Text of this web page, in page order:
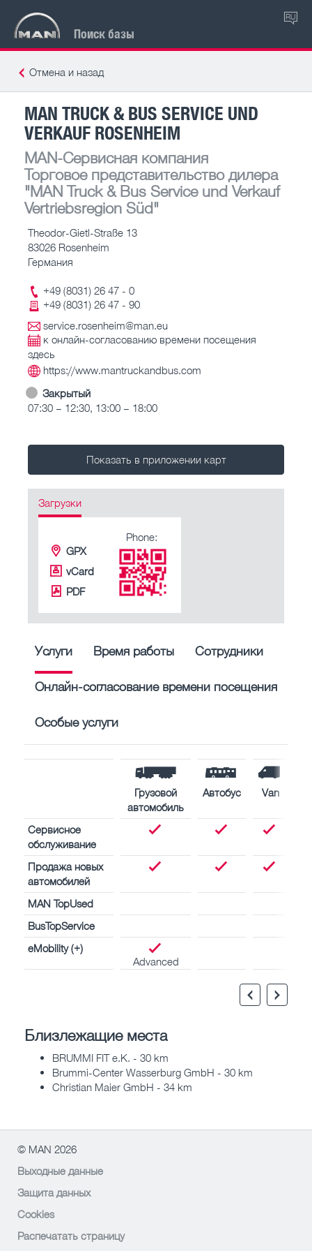
Поиск базы
RU
Отмена и назад
MAN TRUCK & BUS SERVICE UND
VERKAUF ROSENHEIM
MAN-Сервисная компания
Торговое представительство дилера
"MAN Truck & Bus Service und Verkauf
Vertriebsregion Süd"
Theodor-Gietl-Straße 13
83026 Rosenheim
Германия
+49 (8031) 26 47 - 0
+49 (8031) 26 47 - 90
service.rosenheim@man.eu
к онлайн-согласованию времени посещения
здесь
https://www.mantruckandbus.com
Закрытый
07:30 – 12:30, 13:00 – 18:00
Показать в приложении карт
Загрузки
GPX
vCard
PDF
Phone:
Услуги Время работы Сотрудники
Онлайн-согласование времени посещения
Особые услуги
Грузовой
автомобиль
Автобус Van
Сервисное
обслуживание
Продажа новых
автомобилей
MAN TopUsed
BusTopService
eMobility (+)
Advanced
Близлежащие места
BRUMMI FIT e.K. - 30 km
Brummi-Center Wasserburg GmbH - 30 km
Christian Maier GmbH - 34 km
© MAN 2026
Выходные данные
Защита данных
Cookies
Распечатать страницу